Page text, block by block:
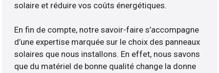
solaire et réduire vos coûts énergétiques.
En fin de compte, notre savoir-faire s’accompagne
d’une expertise marquée sur le choix des panneaux
solaires que nous installons. En effet, nous savons
que du matériel de bonne qualité change la donne